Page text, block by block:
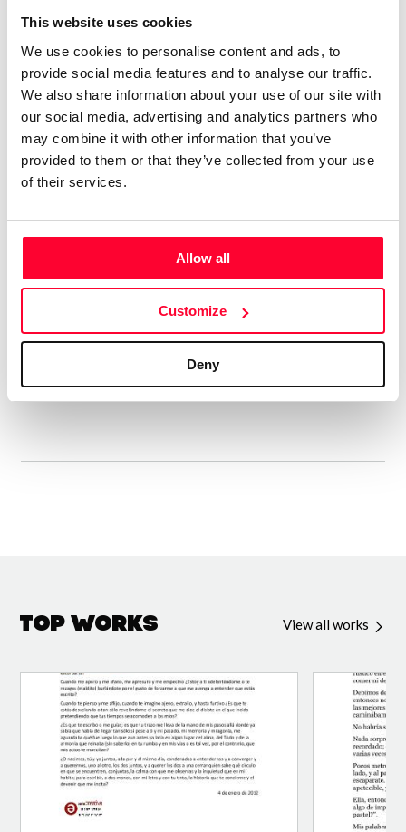
This website uses cookies
We use cookies to personalise content and ads, to
provide social media features and to analyse our traffic.
We also share information about your use of our site with
our social media, advertising and analytics partners who
may combine it with other information that you’ve
provided to them or that they’ve collected from your use
of their services.
Allow all
Customize
Deny
pensarlo.
No tengo formación académica.
Ah, que se me olvidaba explicar a mis lectores, y a mis
seguidores, y a mis amigos y enemigos, por qué "Telas de
araña con bastón, canario y abanico"; y ello es por algo tan
sencillo como el hecho de que la vida, todas las vidas, son
exactamente una tela de araña, entretejiéndose, las unas
He de confesar también que el título no se me ocurrió a mí;
muchos años no recuerdo ya dónde en una exposición y en
el que, aunque me dejé los ojos escrutándolo, no logré
encontrar ni el bastón ni el canario ni el abanico y que,
además y desafortunadamente, no recuerdo el nombre del
autor.
Top Works View all works